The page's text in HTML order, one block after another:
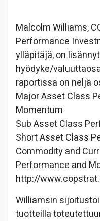
Malcolm Williams,
Performance
ylläpitäjä, on
hyödyke/
raportissa on neljä
Major Asset Class
Momentum
Sub Asset Class
Short Asset Class
Commodity and
Performance and
http://
Williamsin
tuotteilla